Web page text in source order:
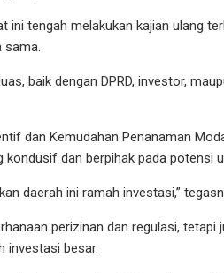
ini tengah melakukan kajian ulang
baik dengan DPRD, investor,
dan Kemudahan Penanaman
dan berpihak pada potensi
daerah ini ramah investasi,”
perizinan dan regulasi, tetapi
investasi besar.